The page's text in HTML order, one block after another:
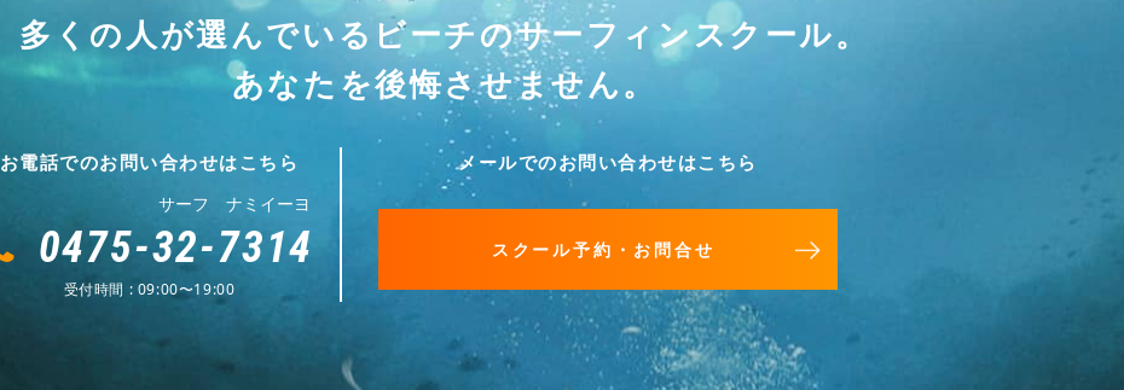
多くの人が選んでいるビーチのサーフィンスクール。
あなたを後悔させません。
お電話でのお問い合わせはこちら
サーフ ナミイーヨ
0475-32-7314
受付時間 : 09:00〜19:00
メールでのお問い合わせはこちら
スクール予約・お問合せ